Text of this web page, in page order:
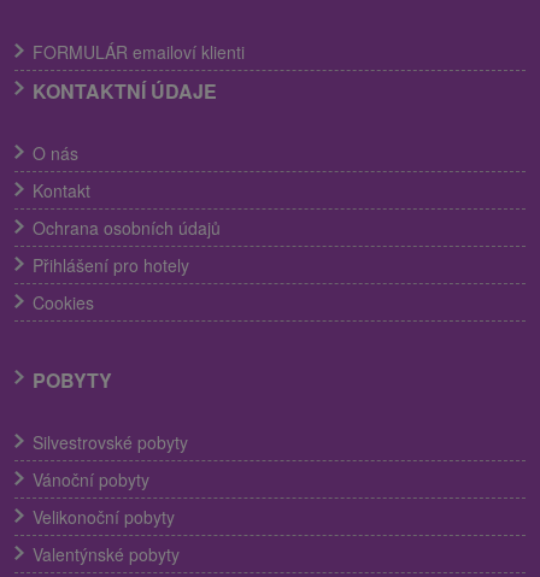
FORMULÁR emailoví klienti
KONTAKTNÍ ÚDAJE
O nás
Kontakt
Ochrana osobních údajů
Přihlášení pro hotely
Cookies
POBYTY
Silvestrovské pobyty
Vánoční pobyty
Velikonoční pobyty
Valentýnské pobyty